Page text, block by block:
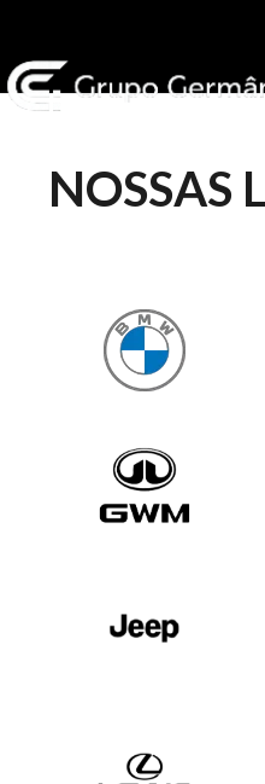
NOSSAS